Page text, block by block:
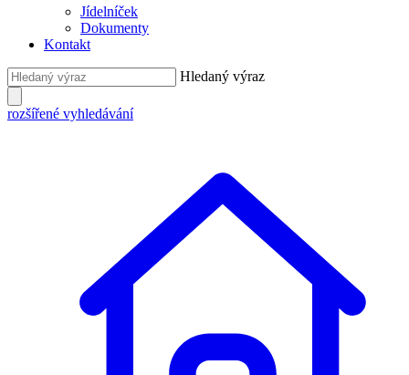
Jídelníček
Dokumenty
Kontakt
Hledaný výraz
rozšířené vyhledávání